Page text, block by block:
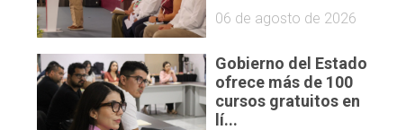
06 de agosto de 2026
Gobierno del Estado
ofrece más de 100
cursos gratuitos en
lí...